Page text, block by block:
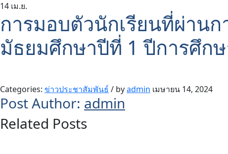
14 เม.ย.
การมอบตัวนักเรียนที่ผ่าน
มัธยมศึกษาปีที่ 1 ปีการศึก
Categories: ข่าวประชาสัมพันธ์ / byadmin เมษายน 14, 2024
Post Author: admin
Related Posts